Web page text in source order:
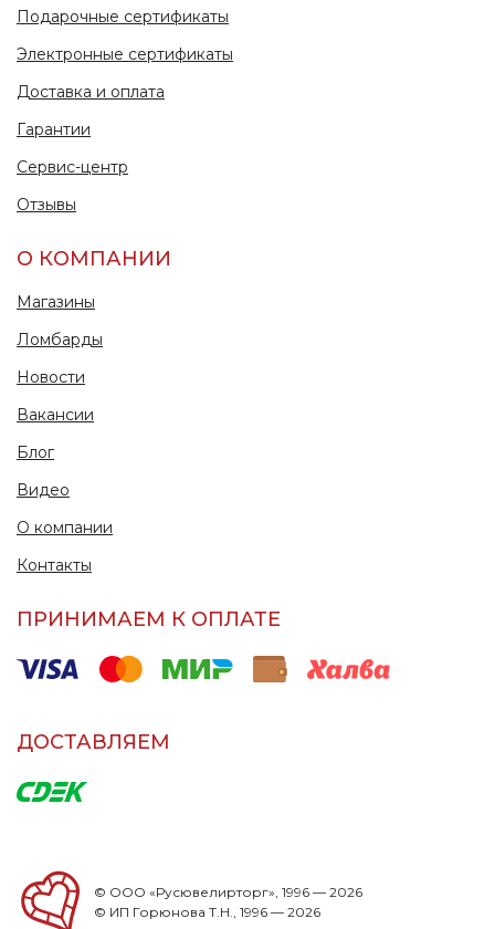
Подарочные сертификаты
Электронные сертификаты
Доставка и оплата
Гарантии
Сервис-центр
Отзывы
О КОМПАНИИ
Магазины
Ломбарды
Новости
Вакансии
Блог
Видео
О компании
Контакты
ПРИНИМАЕМ К ОПЛАТЕ
ДОСТАВЛЯЕМ
© ООО «Русювелирторг», 1996 — 2026
© ИП Горюнова Т.Н., 1996 — 2026